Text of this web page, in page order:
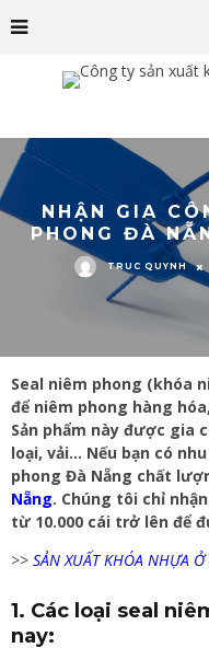
NHẬN GIA
PHONG ĐÀ
TRUC QUYNH
Seal niêm phong (khóa
để niêm phong hàng
Sản phẩm này được gia
loại, vải… Nếu bạn có
phong Đà Nẵng chất
Nẵng. Chúng tôi chỉ
từ 10.000 cái trở lên để
>> SẢN XUẤT KHÓA NHỰA
1. Các loại seal
nay: